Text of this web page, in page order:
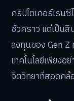
คริปโตเคอร์เรน
ชั่วคราว แต่เป็น
ลงทุนของ Gen Z
เทคโนโลยีเพียงอ
จิตวิทยาที่สอดค